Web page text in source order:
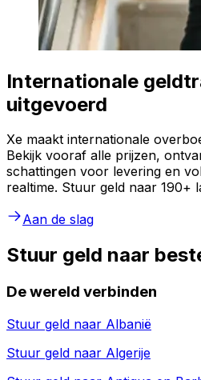
Internationale
uitgevoerd
Xe maakt internationale
Bekijk vooraf alle prijzen,
schattingen voor levering en
realtime. Stuur geld naar 190+
Aan de slag
Stuur geld naar
De wereld verbinden
Stuur geld naar Albanië
Stuur geld naar Algerije